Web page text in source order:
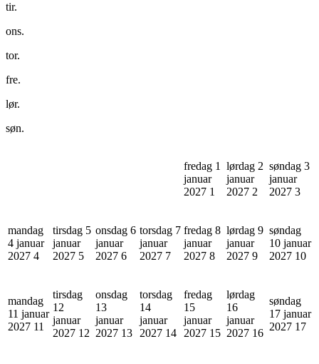
tir.
ons.
tor.
fre.
lør.
søn.
fredag 1
januar
2027 1
lørdag 2
januar
2027 2
søndag 3
januar
2027 3
mandag
4 januar
2027 4
tirsdag 5
januar
2027 5
onsdag 6
januar
2027 6
torsdag 7
januar
2027 7
fredag 8
januar
2027 8
lørdag 9
januar
2027 9
søndag
10 januar
2027 10
mandag
11 januar
2027 11
tirsdag
12
januar
2027 12
onsdag
13
januar
2027 13
torsdag
14
januar
2027 14
fredag
15
januar
2027 15
lørdag
16
januar
2027 16
søndag
17 januar
2027 17